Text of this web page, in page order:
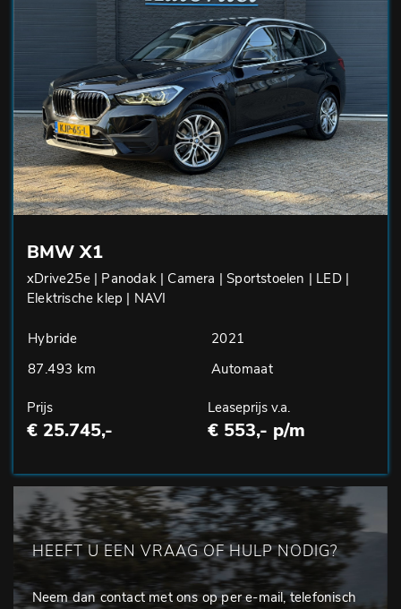
BMW X1
xDrive25e | Panodak | Camera | Sportstoelen | LED |
Elektrische klep | NAVI
Hybride
2021
87.493 km
Automaat
Prijs
€ 25.745,-
Leaseprijs v.a.
€ 553,- p/m
HEEFT U EEN VRAAG OF HULP NODIG?
Neem dan contact met ons op per e-mail, telefonisch